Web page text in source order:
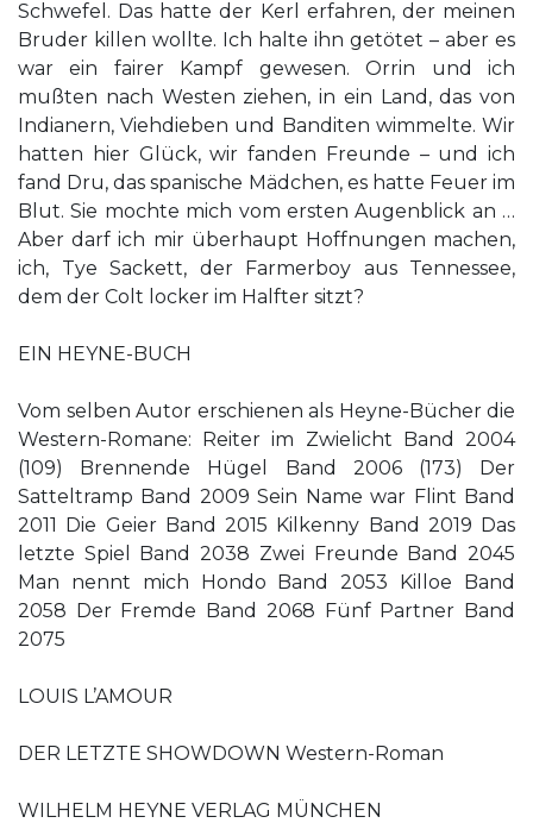
Schwefel. Das hatte der Kerl erfahren, der meinen
Bruder killen wollte. Ich halte ihn getötet – aber es
war ein fairer Kampf gewesen. Orrin und ich
mußten nach Westen ziehen, in ein Land, das von
Indianern, Viehdieben und Banditen wimmelte. Wir
hatten hier Glück, wir fanden Freunde – und ich
fand Dru, das spanische Mädchen, es hatte Feuer im
Blut. Sie mochte mich vom ersten Augenblick an …
Aber darf ich mir überhaupt Hoffnungen machen,
ich, Tye Sackett, der Farmerboy aus Tennessee,
dem der Colt locker im Halfter sitzt?
EIN HEYNE-BUCH
Vom selben Autor erschienen als Heyne-Bücher die
Western-Romane: Reiter im Zwielicht Band 2004
(109) Brennende Hügel Band 2006 (173) Der
Satteltramp Band 2009 Sein Name war Flint Band
2011 Die Geier Band 2015 Kilkenny Band 2019 Das
letzte Spiel Band 2038 Zwei Freunde Band 2045
Man nennt mich Hondo Band 2053 Killoe Band
2058 Der Fremde Band 2068 Fünf Partner Band
2075
LOUIS L’AMOUR
DER LETZTE SHOWDOWN Western-Roman
WILHELM HEYNE VERLAG MÜNCHEN